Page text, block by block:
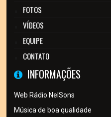
FOTOS
VÍDEOS
EQUIPE
CONTATO
INFORMAÇÕES
Web Rádio NelSons
Música de boa qualidade